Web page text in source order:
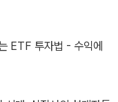
ETF 투자법 - 수익에